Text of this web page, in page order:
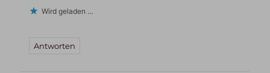
Wird geladen …
Antworten